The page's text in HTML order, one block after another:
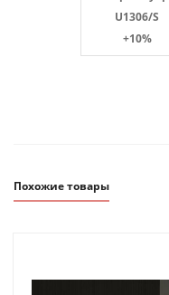
U1306/S
+10%
Похожие товары